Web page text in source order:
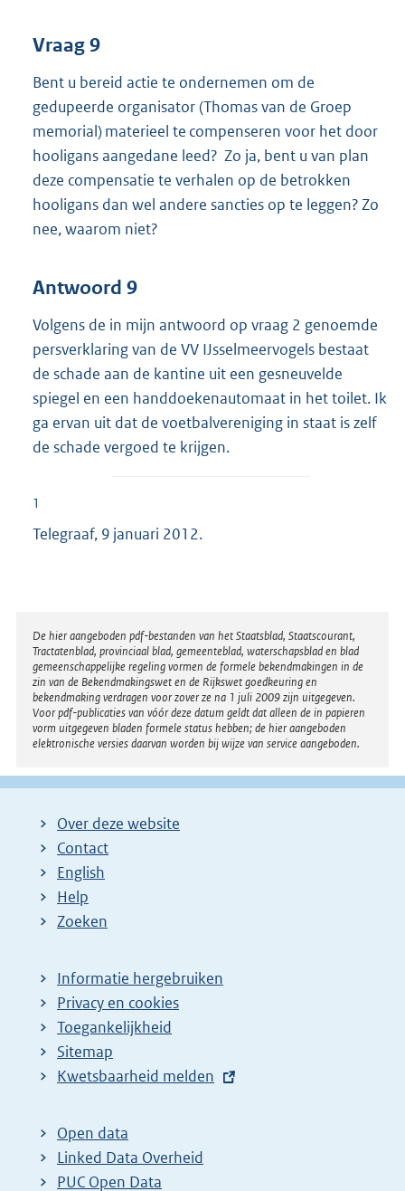
Vraag 9
Bent u bereid actie te ondernemen om de
gedupeerde organisator (Thomas van de Groep
memorial) materieel te compenseren voor het door
hooligans aangedane leed? Zo ja, bent u van plan
deze compensatie te verhalen op de betrokken
hooligans dan wel andere sancties op te leggen? Zo
nee, waarom niet?
Antwoord 9
Volgens de in mijn antwoord op vraag 2 genoemde
persverklaring van de VV IJsselmeervogels bestaat
de schade aan de kantine uit een gesneuvelde
spiegel en een handdoekenautomaat in het toilet. Ik
ga ervan uit dat de voetbalvereniging in staat is zelf
de schade vergoed te krijgen.
1
Telegraaf, 9 januari 2012.
Disclaimer
De hier aangeboden pdf-bestanden van het Staatsblad, Staatscourant,
Tractatenblad, provinciaal blad, gemeenteblad, waterschapsblad en blad
gemeenschappelijke regeling vormen de formele bekendmakingen in de
zin van de Bekendmakingswet en de Rijkswet goedkeuring en
bekendmaking verdragen voor zover ze na 1 juli 2009 zijn uitgegeven.
Voor pdf-publicaties van vóór deze datum geldt dat alleen de in papieren
vorm uitgegeven bladen formele status hebben; de hier aangeboden
elektronische versies daarvan worden bij wijze van service aangeboden.
Over deze website
Contact
English
Help
Zoeken
Informatie hergebruiken
Privacy en cookies
Toegankelijkheid
Sitemap
E
t
e
r
Kwetsbaarheid melden
Open data
Linked Data Overheid
PUC Open Data